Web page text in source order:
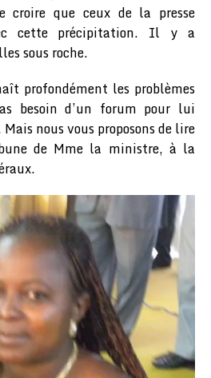
croire que ceux de la presse
cette précipitation. Il y a
sous roche.
profondément les problèmes
besoin d’un forum pour lui
nous vous proposons de lire
de Mme la ministre, à la